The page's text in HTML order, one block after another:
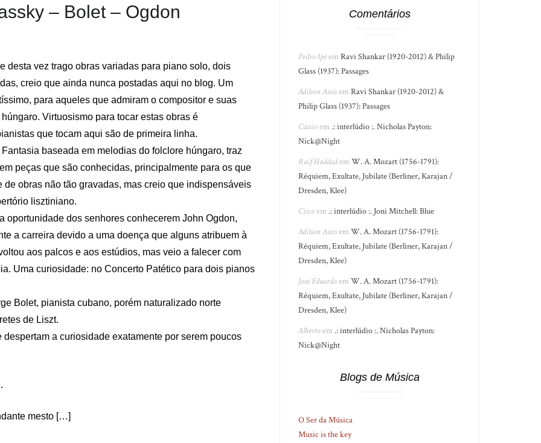
– Bolet – Ogdon
desta vez trago obras variadas para piano solo, dois
creio que ainda nunca postadas aqui no blog. Um
para aqueles que admiram o compositor e suas
Virtuosismo para tocar estas obras é
que tocam aqui são de primeira linha.
baseada em melodias do folclore húngaro, traz
peças que são conhecidas, principalmente para os que
obras não tão gravadas, mas creio que indispensáveis
lisztiniano.
oportunidade dos senhores conhecerem John Ogdon,
a carreira devido a uma doença que alguns atribuem à
aos palcos e aos estúdios, mas veio a falecer com
Uma curiosidade: no Concerto Patético para dois pianos
Bolet, pianista cubano, porém naturalizado norte
de Liszt.
a curiosidade exatamente por serem poucos
mesto […]
Comentários
Pedro IpêemRavi Shankar (1920-2012) & Philip
Glass (1937): Passages
Adilson AssisemRavi Shankar (1920-2012) &
Philip Glass (1937): Passages
Cássioem .: interlúdio :. Nicholas Payton:
Nick@Night
Raif HaddademW. A. Mozart (1756-1791):
Réquiem, Exultate, Jubilate (Berliner, Karajan /
Dresden, Klee)
Ciscoem .: interlúdio :. Joni Mitchell: Blue
Adilson AssisemW. A. Mozart (1756-1791):
Réquiem, Exultate, Jubilate (Berliner, Karajan /
Dresden, Klee)
José EduardoemW. A. Mozart (1756-1791):
Réquiem, Exultate, Jubilate (Berliner, Karajan /
Dresden, Klee)
Albertoem .: interlúdio :. Nicholas Payton:
Nick@Night
Blogs de Música
O Ser da Música
Music is the key